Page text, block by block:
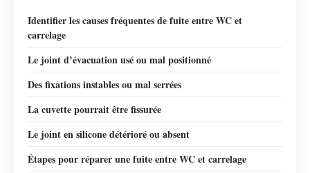
Identifier les causes fréquentes de fuite entre WC et
carrelage
Le joint d’évacuation usé ou mal positionné
Des fixations instables ou mal serrées
La cuvette pourrait être fissurée
Le joint en silicone détérioré ou absent
Étapes pour réparer une fuite entre WC et carrelage